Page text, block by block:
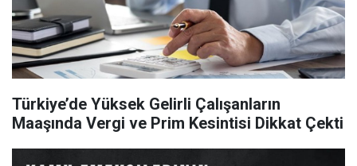
Türkiye’de Yüksek Gelirli Çalışanların
Maaşında Vergi ve Prim Kesintisi Dikkat Çekti